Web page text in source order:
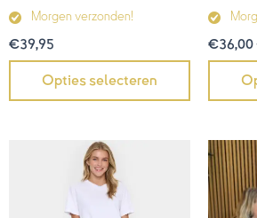
Morgen verzonden!
€39,95
Opties selecteren
€36,00